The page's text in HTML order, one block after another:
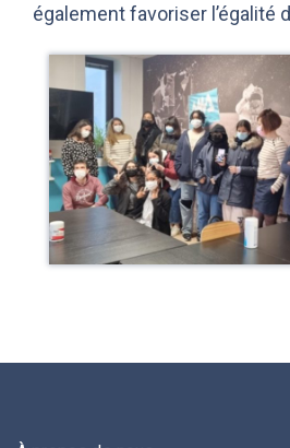
également favoriser l’égalité